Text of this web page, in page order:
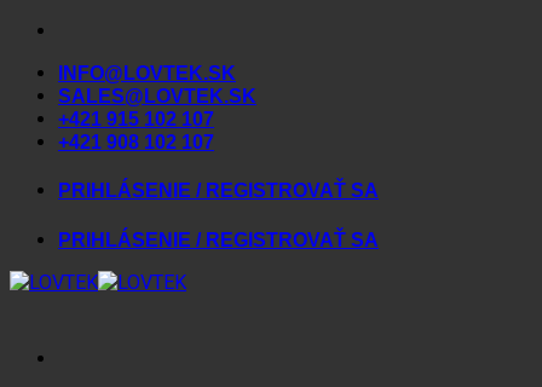
Skip
contentINFO@LOVTEK.SK
SALES@LOVTEK.SK
+421 915 102 107
+421 908 102 107
PRIHLÁSENIE / REGISTROVAŤ SA
PRIHLÁSENIE / REGISTROVAŤ SA